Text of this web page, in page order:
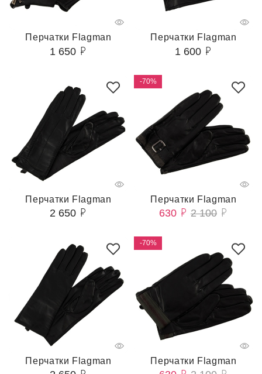
Перчатки Flagman
1 650
Перчатки Flagman
1 600
Перчатки Flagman
2 650
-70%
Перчатки Flagman
630 2 100
Перчатки Flagman
-70%
Перчатки Flagman